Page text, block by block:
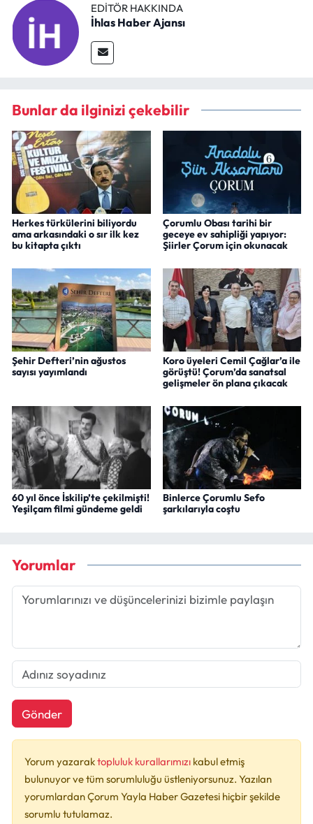
EDITÖR HAKKINDA
İhlas Haber Ajansı
Bunlar da ilginizi çekebilir
Herkes türkülerini biliyordu
ama arkasındaki o sır ilk kez
bu kitapta çıktı
Çorumlu Obası tarihi bir
geceye ev sahipliği yapıyor:
Şiirler Çorum için okunacak
Şehir Defteri’nin ağustos
sayısı yayımlandı
Koro üyeleri Cemil Çağlar’a ile
görüştü! Çorum’da sanatsal
gelişmeler ön plana çıkacak
60 yıl önce İskilip’te çekilmişti!
Yeşilçam filmi gündeme geldi
Binlerce Çorumlu Sefo
şarkılarıyla coştu
Yorumlar
Gönder
Yorum yazaraktopluluk kurallarımızı kabul etmiş
bulunuyor ve tüm sorumluluğu üstleniyorsunuz. Yazılan
yorumlardan Çorum Yayla Haber Gazetesi hiçbir şekilde
sorumlu tutulamaz.